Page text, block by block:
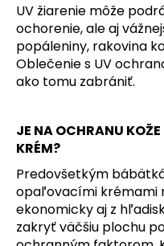
UV žiarenie môže
ochorenie, ale aj
popáleniny, rakovina
Oblečenie s UV
ako tomu zabrániť.
JE NA OCHRANU KOŽE
KRÉM?
Predovšetkým
opaľovacími krémami
ekonomicky aj z
zakryť väčšiu plochu